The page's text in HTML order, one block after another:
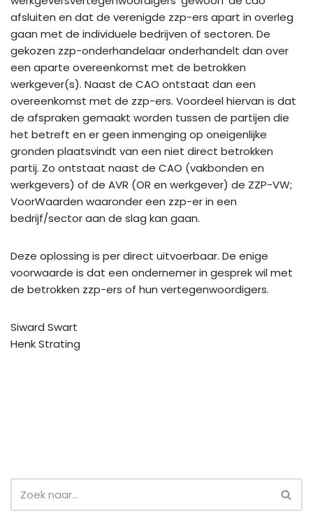
afsluiten en dat de verenigde zzp-ers apart in overleg
gaan met de individuele bedrijven of sectoren. De
gekozen zzp-onderhandelaar onderhandelt dan over
een aparte overeenkomst met de betrokken
werkgever(s). Naast de CAO ontstaat dan een
overeenkomst met de zzp-ers. Voordeel hiervan is dat
de afspraken gemaakt worden tussen de partijen die
het betreft en er geen inmenging op oneigenlijke
gronden plaatsvindt van een niet direct betrokken
partij. Zo ontstaat naast de CAO (vakbonden en
werkgevers) of de AVR (OR en werkgever) de ZZP-VW;
VoorWaarden waaronder een zzp-er in een
bedrijf/sector aan de slag kan gaan.
Deze oplossing is per direct uitvoerbaar. De enige
voorwaarde is dat een ondernemer in gesprek wil met
de betrokken zzp-ers of hun vertegenwoordigers.
Siward Swart
Henk Strating